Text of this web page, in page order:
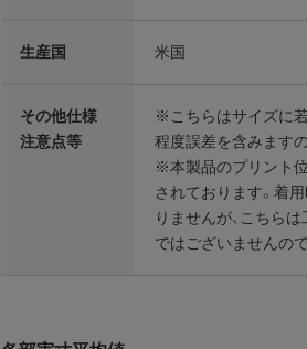
生産国 米国
その他仕様
注意点等
※こちらはサイズに
程度誤差を含みますの
※本製品のプリント
されております。着
りませんが、こちら
ではございませんので